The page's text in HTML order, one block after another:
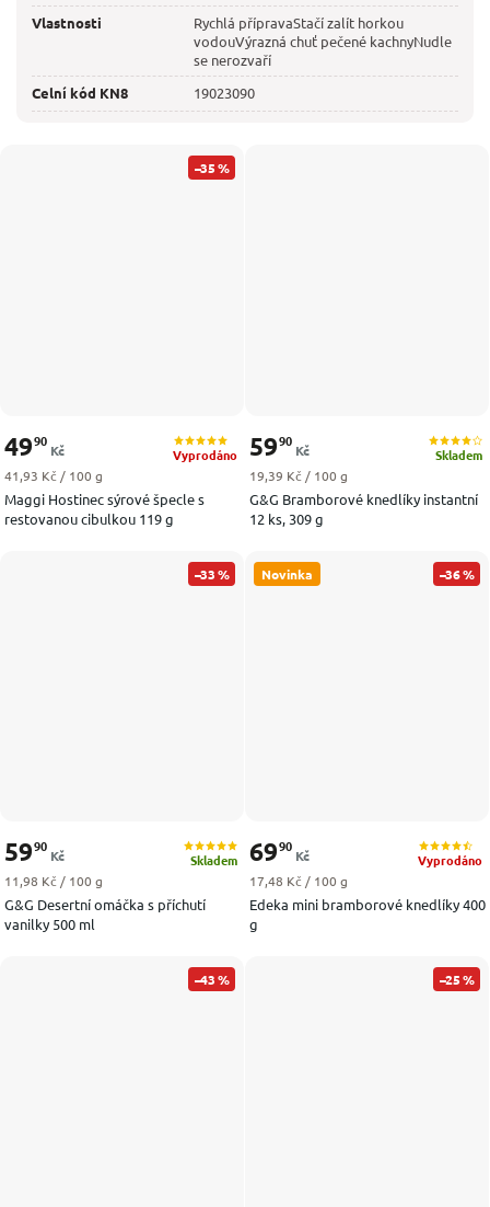
Vlastnosti
Rychlá přípravaStačí zalít horkou
vodouVýrazná chuť pečené kachnyNudle
se nerozvaří
Celní kód KN8
19023090
–35 %
Maggi Hostinec sýrové špecle s
restovanou cibulkou 119 g
Vyprodáno
4990
Kč
Měrná cena:
41,93 Kč / 100 g
G&G Bramborové knedlíky instantní
12 ks, 309 g
Skladem
5990
Kč
Měrná cena:
19,39 Kč / 100 g
–33 %
G&G Desertní omáčka s příchutí
vanilky 500 ml
Skladem
5990
Kč
Měrná cena:
11,98 Kč / 100 g
Novinka –36 %
Edeka mini bramborové knedlíky 400
g
Vyprodáno
6990
Kč
Měrná cena:
17,48 Kč / 100 g
–43 % –25 %